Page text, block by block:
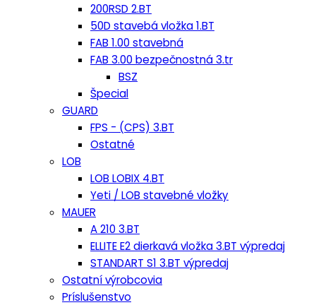
200RSD 2.BT
50D stavebá vložka 1.BT
FAB 1.00 stavebná
FAB 3.00 bezpečnostná 3.tr
BSZ
Špecial
GUARD
FPS - (CPS) 3.BT
Ostatné
LOB
LOB LOBIX 4.BT
Yeti / LOB stavebné vložky
MAUER
A 210 3.BT
ELLITE E2 dierkavá vložka 3.BT výpredaj
STANDART S1 3.BT výpredaj
Ostatní výrobcovia
Príslušenstvo